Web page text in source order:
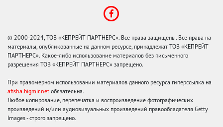
© 2000-2024, ТОВ «КЕПРЕЙТ ПАРТНЕРС». Все права защищены. Все права на
материалы, опубликованные на данном ресурсе, принадлежат ТОВ «КЕПРЕЙТ
ПАРТНЕРС». Какое-либо использование материалов без письменного
разрешения ТОВ «КЕПРЕЙТ ПАРТНЕРС» запрещено.
При правомерном использовании материалов данного ресурса гиперссылка на
afisha.bigmir.net обязательна.
Любое копирование, перепечатка и воспроизведение фотографических
произведений и/или аудиовизуальных произведений правообладателя Getty
Images - строго запрещено.